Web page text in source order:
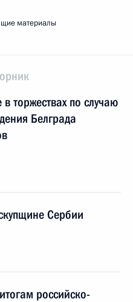
материалы
торжествах по случаю
Белграда
Сербии
российско-